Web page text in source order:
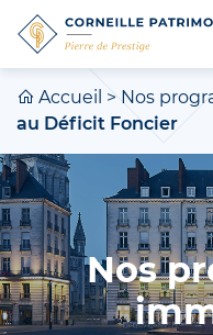
Accueil > Nos
au Déficit Foncier
Nos